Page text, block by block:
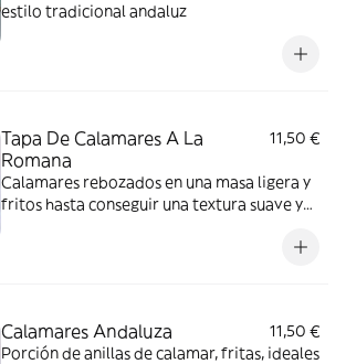
estilo tradicional andaluz
Tapa De Calamares A La
Romana
11,50 €
Calamares rebozados en una masa ligera y
fritos hasta conseguir una textura suave y
Calamares Andaluza
11,50 €
Porción de anillas de calamar, fritas, ideales